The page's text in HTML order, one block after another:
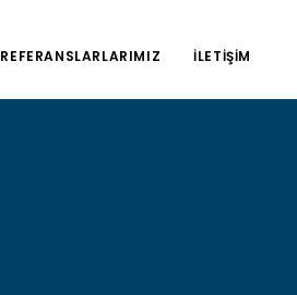
REFERANSLARLARIMIZ İLETİŞİM